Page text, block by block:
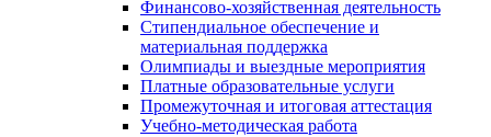
Финансово-хозяйственная деятельность
Стипендиальное обеспечение и
материальная поддержка
Олимпиады и выездные мероприятия
Платные образовательные услуги
Промежуточная и итоговая аттестация
Учебно-методическая работа